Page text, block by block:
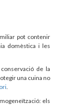
pot contenir
domèstica i les
de la
una cuina no
els